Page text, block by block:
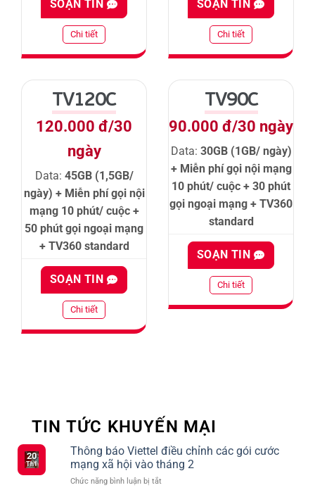
SOẠN TIN
Chi tiết
SOẠN TIN
Chi tiết
TV120C
120.000 đ/30
ngày
Data: 45GB (1,5GB/
ngày) + Miễn phí gọi nội
mạng 10 phút/ cuộc +
50 phút gọi ngoại mạng
+ TV360 standard
SOẠN TIN
Chi tiết
TV90C
90.000 đ/30 ngày
Data: 30GB (1GB/ ngày)
+ Miễn phí gọi nội mạng
10 phút/ cuộc + 30 phút
gọi ngoại mạng + TV360
standard
SOẠN TIN
Chi tiết
TIN TỨC KHUYẾN MẠI
20
Th1
Thông báo Viettel điều chỉnh các gói cước
mạng xã hội vào tháng 2
Chức năng bình luận bị tắt